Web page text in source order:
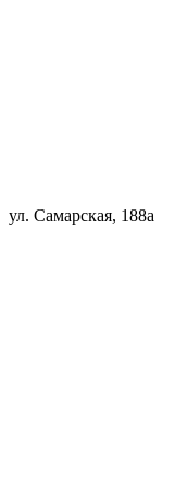
ул. Самарская, 188а